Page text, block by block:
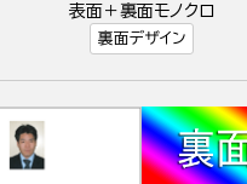
表面＋裏面モノクロ
裏面デザイン